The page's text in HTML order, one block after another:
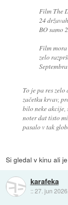
Film The
24
BO samo
Film mora
zelo
To je pa res
začetku krvav,
bilo neke akcije,
noter dat tisto
pasalo v tak
Si gledal v kinu ali
karafeka
::27. jun